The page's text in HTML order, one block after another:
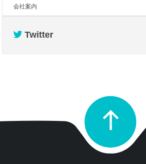
会社案内
Twitter